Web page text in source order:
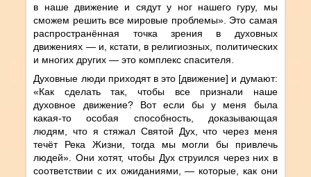
в наше движение и сядут у ног нашего гуру, мы
сможем решить все мировые проблемы». Это самая
распространённая точка зрения в духовных
движениях — и, кстати, в религиозных, политических
и многих других — это комплекс спасителя.
Духовные люди приходят в это [движение] и думают:
«Как сделать так, чтобы все признали наше
духовное движение? Вот если бы у меня была
какая-то особая способность, доказывающая
людям, что я стяжал Святой Дух, что через меня
течёт Река Жизни, тогда мы могли бы привлечь
людей». Они хотят, чтобы Дух струился через них в
соответствии с их ожиданиями, — которые, как они